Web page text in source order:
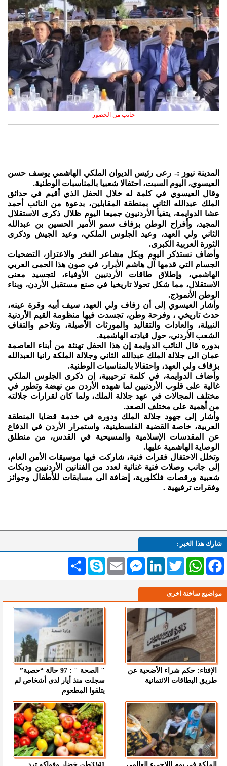
جانب من الحضور
المدينة نيوز :- رعى رئيس الديوان الملكي الهاشمي يوسف حسن
العيسوي، اليوم السبت، احتفالا شعبيا بالمناسبات الوطنية.
وقال العيسوي في كلمة له خلال الحفل الذي أقيم في حدائق
الملك عبدالله الثاني بمنطقة المقابلين، بدعوة من النائب أحمد
عشا الدوايمة، يتفيأ الأردنيون جميعا اليوم ظلال ذكرى الاستقلال
المجيد، وأفراح الوطن بزفاف سمو الأمير الحسين بن عبدالله
الثاني ولي العهد، وعيد الجلوس الملكي، وعيد الجيش وذكرى
الثورة العربية الكبرى.
وأضاف نستذكر اليوم وبكل مشاعر الفخر والاعتزاز، التضحيات
الجسام التي قدمها آل هاشم الأبرار، في صون هذا الحمى العربي
الهاشمي، وإطلاق طاقات الأردنيين الأوفياء، لتجسيد معنى
الاستقلال، مما شكل تحولا تاريخيا في صنع مستقبل الأردن، وبناء
الوطن الأنموذج.
وأشار العيسوي إلى أن زفاف ولي العهد، سيف أبيه وقرة عينه،
حدث تاريخي ، وفرحة وطن، تجسدت فيها منظومة القيم الأردنية
النبيلة، والعادات والتقاليد والمورثات الأصيلة، وتلاحم والتفاف
الشعب الأردني، حول قيادته الهاشمية.
بدوره قال النائب الدوايمة إن هذا الحفل تهنئة من أبناء العاصمة
عمان الى جلالة الملك عبدالله الثاني وجلالة الملكة رانيا العبدالله
بزفاف ولي العهد، واحتفالا بالمناسبات الوطنية.
وأضاف الدوايمة، في كلمة ترحيبية، إن ذكرى الجلوس الملكي
غالية على قلوب الأردنيين لما شهده الأردن من نهضة وتطور في
مختلف المجالات في عهد جلالة الملك، ولما كان لقرارات جلالته
من أهمية على مختلف الصعد.
وأشار إلى جهود جلالة الملك ودوره في خدمة قضايا المنطقة
العربية، خاصة القضية الفلسطينية، واستمرار الأردن في الدفاع
عن المقدسات الإسلامية والمسيحية في القدس، من منطلق
الوصاية الهاشمية عليها.
وتخلل الاحتفال فقرات فنية، شاركت فيها موسيقات الأمن العام،
إلى جانب وصلات فنية غنائية لعدد من الفنانين الأردنيين ودبكات
شعبية ورقصات فلكلورية، إضافة الى مسابقات للأطفال وجوائز
وفقرات ترفيهية .
شارك هذا الخبر :
انشر Skype Email
MessengerLinkedInTwitterWhatsAppFacebook
مواضيع ساخنة اخرى
الإفتاء: حكم شراء الأضحية عن
طريق البطاقات الائتمانية
" الصحة " : 97 حالة “حصبة”
سجلت منذ أيار لدى أشخاص لم
يتلقوا المطعوم